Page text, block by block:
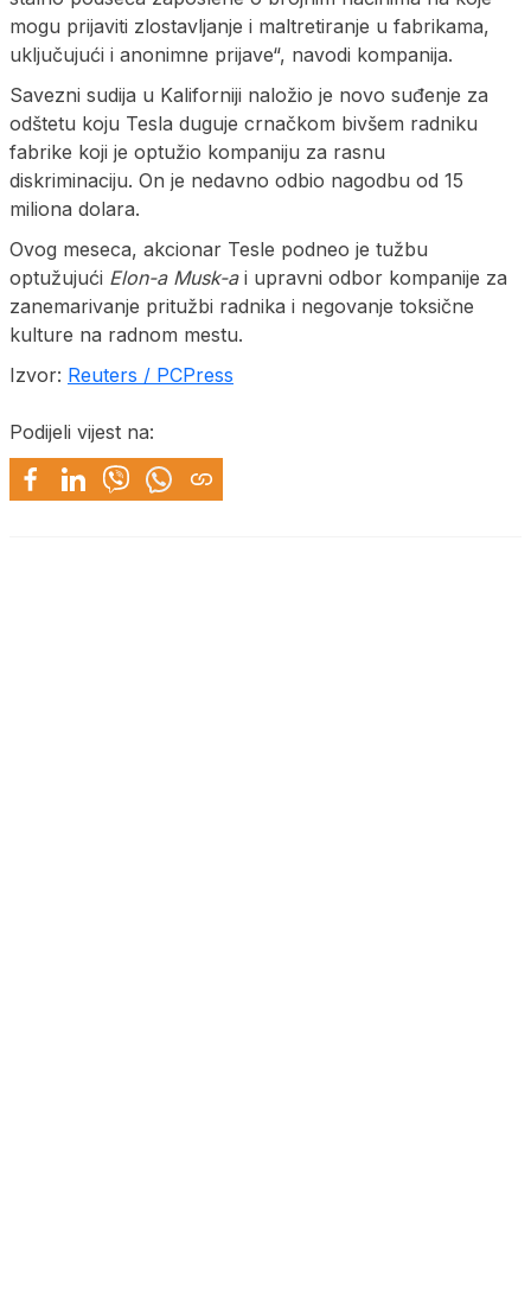
mogu prijaviti zlostavljanje i maltretiranje u fabrikama,
uključujući i anonimne prijave“, navodi kompanija.
Savezni sudija u Kaliforniji naložio je novo suđenje za
odštetu koju Tesla duguje crnačkom bivšem radniku
fabrike koji je optužio kompaniju za rasnu
diskriminaciju. On je nedavno odbio nagodbu od 15
miliona dolara.
Ovog meseca, akcionar Tesle podneo je tužbu
optužujući Elon-a Musk-ai upravni odbor kompanije za
zanemarivanje pritužbi radnika i negovanje toksične
kulture na radnom mestu.
Izvor: Reuters / PCPress
Podijeli vijest na: